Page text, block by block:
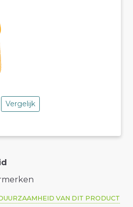
Vergelijk
VAN DIT PRODUCT